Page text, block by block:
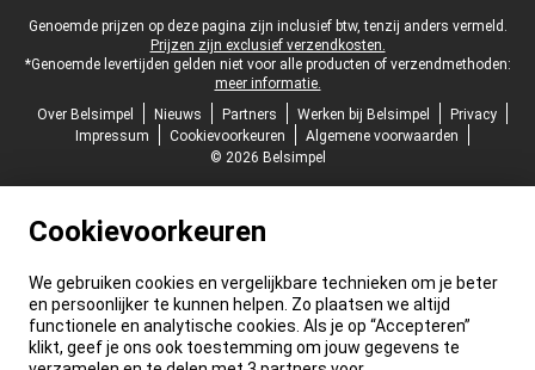
Juridische voettekst
Genoemde prijzen op deze pagina zijn inclusief btw, tenzij anders vermeld.
Prijzen zijn exclusief verzendkosten.
*Genoemde levertijden gelden niet voor alle producten of verzendmethoden:
meer informatie.
Over Belsimpel
Nieuws Partners Werken bij Belsimpel
Privacy
Impressum
Cookievoorkeuren
Algemene voorwaarden
© 2026 Belsimpel
Cookievoorkeuren
We gebruiken cookies en vergelijkbare technieken om je beter
en persoonlijker te kunnen helpen. Zo plaatsen we altijd
functionele en analytische cookies. Als je op “Accepteren”
klikt, geef je ons ook toestemming om jouw gegevens te